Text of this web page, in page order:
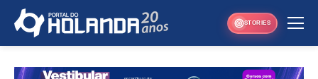
STORIES